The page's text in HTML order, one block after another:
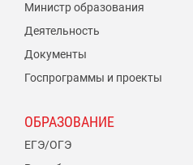
Министр образования
Деятельность
Документы
Госпрограммы и проекты
ОБРАЗОВАНИЕ
ЕГЭ/ОГЭ